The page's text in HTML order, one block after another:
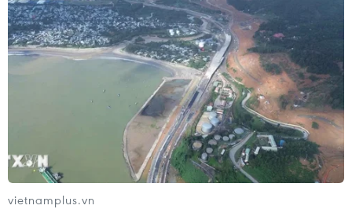
Theo dõi VietnamPlus
TIN LIÊN QUAN
vietnamplus.vn